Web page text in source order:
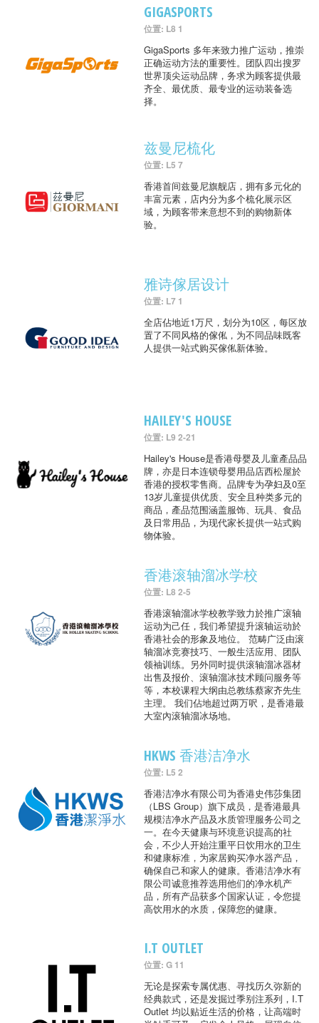
GIGASPORTS
位置: L8 1
GigaSports 多年来致力推广运动，推崇
正确运动方法的重要性。团队四出搜罗
世界顶尖运动品牌，务求为顾客提供最
齐全、最优质、最专业的运动装备选
择。
兹曼尼梳化
位置: L5 7
香港首间兹曼尼旗舰店，拥有多元化的
丰富元素，店内分为多个梳化展示区
域，为顾客带来意想不到的购物新体
验。
雅诗傢居设计
位置: L7 1
全店佔地近1万尺，划分为10区，每区放
置了不同风格的傢俬，为不同品味既客
人提供一站式购买傢俬新体验。
HAILEY'S HOUSE
位置: L9 2-21
Hailey's House是香港母婴及儿童產品品
牌，亦是日本连锁母婴用品店西松屋於
香港的授权零售商。品牌专为孕妇及0至
13岁儿童提供优质、安全且种类多元的
商品，產品范围涵盖服饰、玩具、食品
及日常用品，为现代家长提供一站式购
物体验。
香港滚轴溜冰学校
位置: L8 2-5
香港滚轴溜冰学校教学致力於推广滚轴
运动为己任，我们希望提升滚轴运动於
香港社会的形象及地位。 范畴广泛由滚
轴溜冰竞赛技巧、一般生活应用、团队
领袖训练。另外同时提供滚轴溜冰器材
出售及报价、滚轴溜冰技术顾问服务等
等，本校课程大纲由总教练蔡家齐先生
主理。 我们佔地超过两万呎，是香港最
大室內滚轴溜冰场地。
HKWS 香港洁净水
位置: L5 2
香港洁净水有限公司为香港史伟莎集团
（LBS Group）旗下成员，是香港最具
规模洁净水产品及水质管理服务公司之
一。在今天健康与环境意识提高的社
会，不少人开始注重平日饮用水的卫生
和健康标准，为家居购买净水器产品，
确保自己和家人的健康。香港洁净水有
限公司诚意推荐选用他们的净水机产
品，所有产品获多个国家认证，令您提
高饮用水的水质，保障您的健康。
I.T OUTLET
位置: G 11
无论是探索专属优惠、寻找历久弥新的
经典款式，还是发掘过季别注系列，I.T
Outlet 均以贴近生活的价格，让高端时